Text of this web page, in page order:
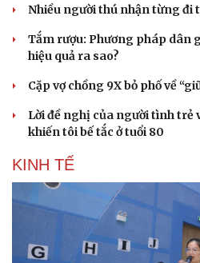
Nhiều người thú nhận từng đi
Tắm rượu: Phương pháp dân
hiệu quả ra sao?
Cặp vợ chồng 9X bỏ phố về
Lời đề nghị của người tình trẻ
khiến tôi bế tắc ở tuổi 80
KINH TẾ